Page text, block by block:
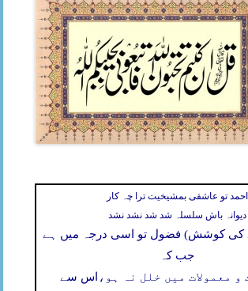
احمد تو عاشقی بمشیخیت ترا چہ کار
دیوانہ باش سلسلہ شد شد نشد نشد
کی کوشش) فضول تو اسی درجہ میں ہے
جب کہ
اس سے و معمولات میں خلل نہ ہو،